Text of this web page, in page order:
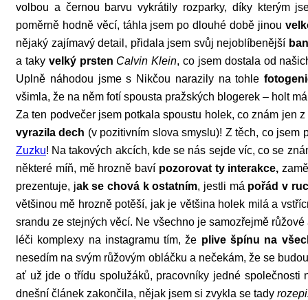
volbou a černou barvu vykrátily rozparky, díky kterým
poměrně hodně věcí, táhla jsem po dlouhé době jinou
nějaký zajímavý detail, přidala jsem svůj nejoblíbenější
a taky velký prsten Calvin Klein, co jsem dostala od
Uplně náhodou jsme s Nikčou narazily na tohle
všimla, že na něm fotí spousta pražských blogerek – holt
Za ten podvečer jsem potkala spoustu holek, co znám jen z
vyrazila dech (v pozitivním slova smyslu)! Z těch, co
Zuzku! Na takových akcích, kde se nás sejde víc, co se
některé míň, mě hrozně baví pozorovat ty interakce,
prezentuje, jak se chová k ostatním, jestli má pořád v
většinou mě hrozně potěší, jak je většina holek milá a
srandu ze stejných věcí. Ne všechno je samozřejmě
léči komplexy na instagramu tím, že plive špínu na
nesedím na svým růžovým obláčku a nečekám, že se
ať už jde o třídu spolužáků, pracovníky jedné společnosti
dnešní článek zakončila, nějak jsem si zvykla se tady